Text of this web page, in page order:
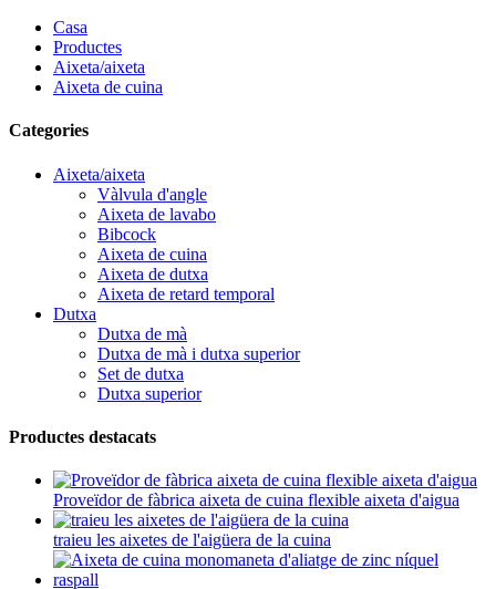
Casa
Productes
Aixeta/aixeta
Aixeta de cuina
Categories
Aixeta/aixeta
Vàlvula d'angle
Aixeta de lavabo
Bibcock
Aixeta de cuina
Aixeta de dutxa
Aixeta de retard temporal
Dutxa
Dutxa de mà
Dutxa de mà i dutxa superior
Set de dutxa
Dutxa superior
Productes destacats
Proveïdor de fàbrica aixeta de cuina flexible aixeta d'aigua
traieu les aixetes de l'aigüera de la cuina